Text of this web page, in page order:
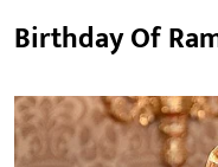
Birthday Of